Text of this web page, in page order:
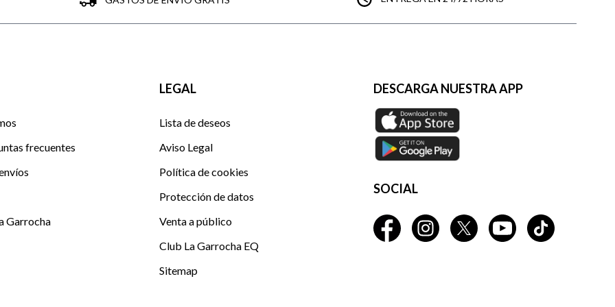
frecuentes
Garrocha
LEGAL
Lista de deseos
Aviso Legal
Política de cookies
Protección de datos
Venta a público
Club La Garrocha EQ
Sitemap
DESCARGA NUESTRA APP
SOCIAL